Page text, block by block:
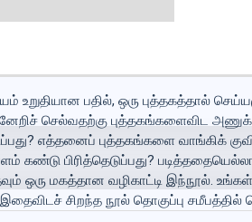
பதில், ஒரு புத்தகத்தால்
செல்வதற்கு புத்தகங்களைவிட
எத்தனைப் புத்தகங்களை வாங்கிக்
பிரித்தெடுப்பது?
ஒரு மகத்தான வழிகாட்டி இந்நூல்.
சிறந்த நூல் தொகுப்பு